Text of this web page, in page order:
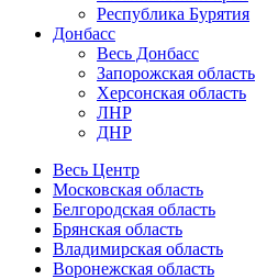
Республика Бурятия
Донбасс
Весь Донбасс
Запорожская область
Херсонская область
ЛНР
ДНР
Весь Центр
Московская область
Белгородская область
Брянская область
Владимирская область
Воронежская область